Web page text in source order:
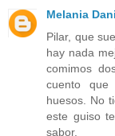
Melania
Pilar, que
hay nada
comimos
cuento
huesos. No
este guiso
sabor.